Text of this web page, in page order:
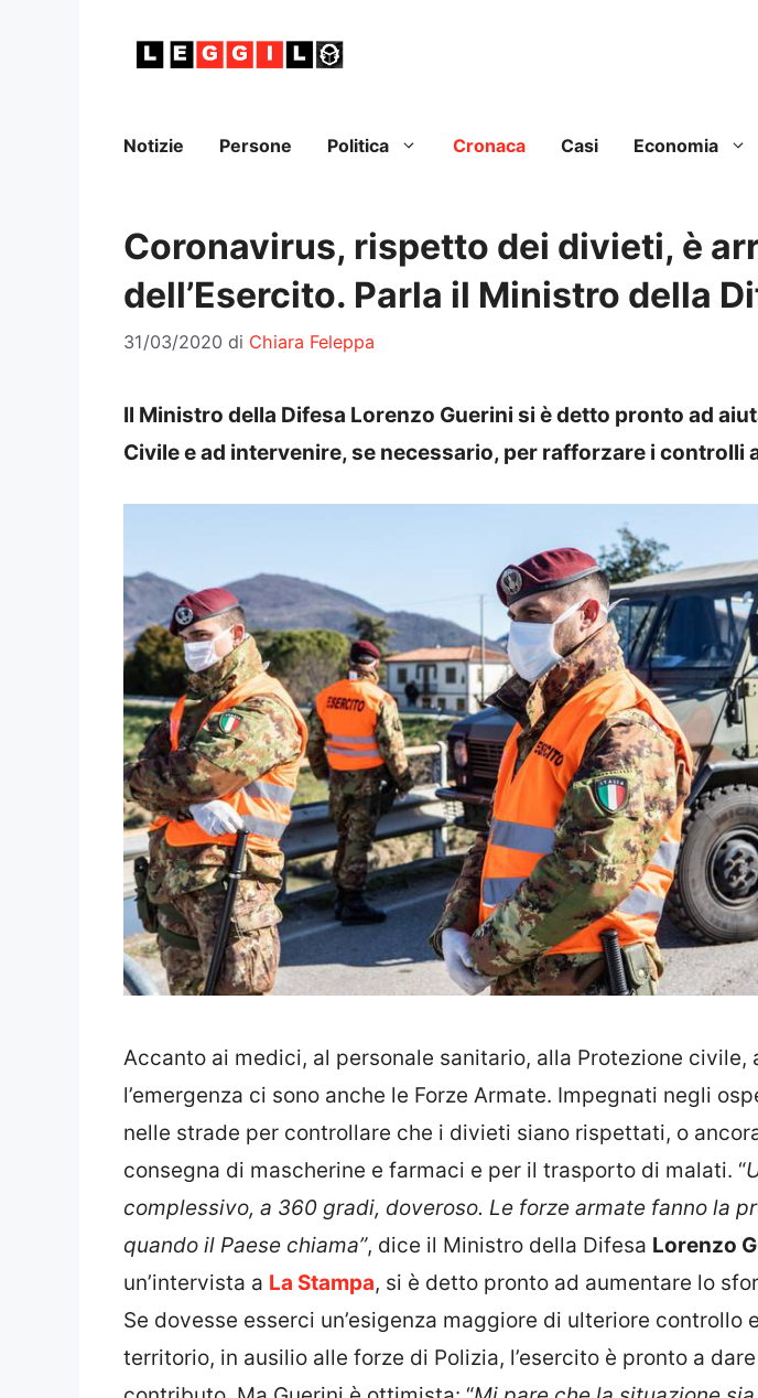
Notizie Persone Politica Cronaca Casi Economia
Coronavirus, rispetto dei divieti, è
dell’Esercito. Parla il Ministro della
31/03/2020 di Chiara Feleppa
Il Ministro della Difesa Lorenzo Guerini si è detto pronto ad
Civile e ad intervenire, se necessario, per rafforzare i controlli
Accanto ai medici, al personale sanitario, alla Protezione civile,
l’emergenza ci sono anche le Forze Armate. Impegnati negli
nelle strade per controllare che i divieti siano rispettati, o
consegna di mascherine e farmaci e per il trasporto di malati. “
complessivo, a 360 gradi, doveroso. Le forze armate fanno la
quando il Paese chiama”, dice il Ministro della Difesa Lorenzo
un’intervista a La Stampa, si è detto pronto ad aumentare lo
Se dovesse esserci un’esigenza maggiore di ulteriore controllo
territorio, in ausilio alle forze di Polizia, l’esercito è pronto a